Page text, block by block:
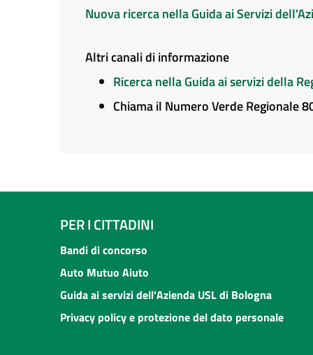
Nuova ricerca nella Guida ai Servizi
Altri canali di informazione
Ricerca nella Guida ai servizi della
Chiama il Numero Verde Regionale
PER I CITTADINI
Bandi di concorso
Auto Mutuo Aiuto
Guida ai servizi dell'Azienda USL di Bologna
Privacy policy e protezione del dato personale